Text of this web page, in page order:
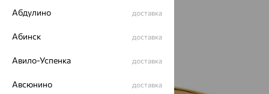
Абдулино доставка
Абинск доставка
Авило-Успенка доставка
Авсюнино доставка